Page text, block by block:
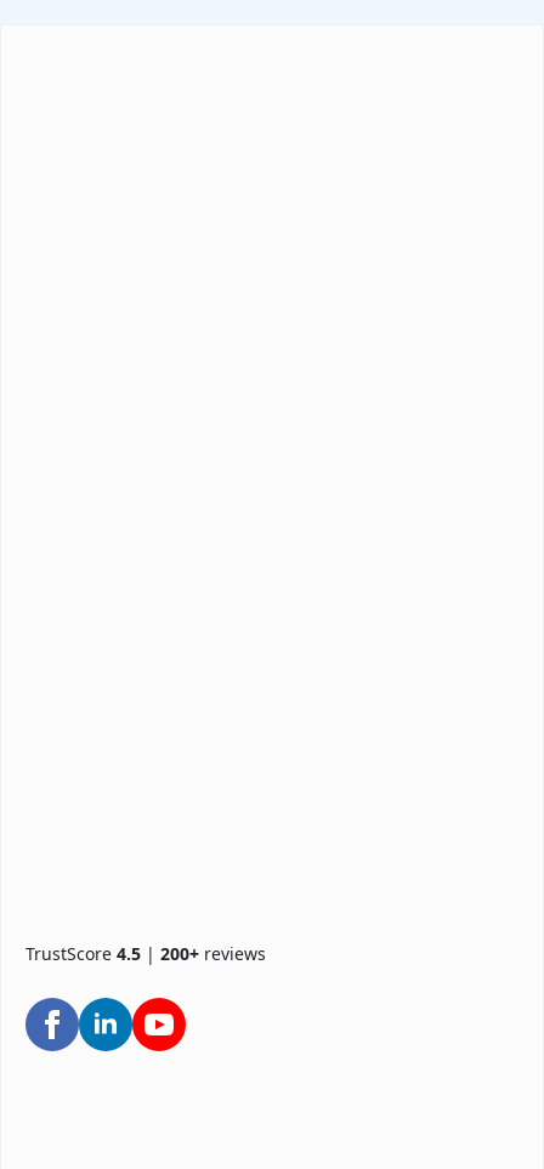
TrustScore 4.5 | 200+ reviews